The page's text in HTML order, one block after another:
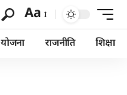
Aa
योजना राजनीति शिक्षा